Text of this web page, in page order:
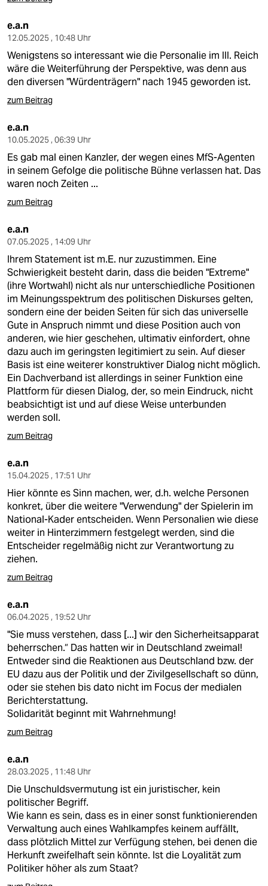
e.a.n
12.05.2025 , 10:48 Uhr
Wenigstens so interessant wie die Personalie im III. Reich
wäre die Weiterführung der Perspektive, was denn aus
den diversen "Würdenträgern" nach 1945 geworden ist.
zum Beitrag
e.a.n
10.05.2025 , 06:39 Uhr
Es gab mal einen Kanzler, der wegen eines MfS-Agenten
in seinem Gefolge die politische Bühne verlassen hat. Das
waren noch Zeiten ...
zum Beitrag
e.a.n
07.05.2025 , 14:09 Uhr
Ihrem Statement ist m.E. nur zuzustimmen. Eine
Schwierigkeit besteht darin, dass die beiden "Extreme"
(ihre Wortwahl) nicht als nur unterschiedliche Positionen
im Meinungsspektrum des politischen Diskurses gelten,
sondern eine der beiden Seiten für sich das universelle
Gute in Anspruch nimmt und diese Position auch von
anderen, wie hier geschehen, ultimativ einfordert, ohne
dazu auch im geringsten legitimiert zu sein. Auf dieser
Basis ist eine weiterer konstruktiver Dialog nicht möglich.
Ein Dachverband ist allerdings in seiner Funktion eine
Plattform für diesen Dialog, der, so mein Eindruck, nicht
beabsichtigt ist und auf diese Weise unterbunden
werden soll.
zum Beitrag
e.a.n
15.04.2025 , 17:51 Uhr
Hier könnte es Sinn machen, wer, d.h. welche Personen
konkret, über die weitere "Verwendung" der Spielerin im
National-Kader entscheiden. Wenn Personalien wie diese
weiter in Hinterzimmern festgelegt werden, sind die
Entscheider regelmäßig nicht zur Verantwortung zu
ziehen.
zum Beitrag
e.a.n
06.04.2025 , 19:52 Uhr
"Sie muss verstehen, dass [...] wir den Sicherheitsapparat
beherrschen.“ Das hatten wir in Deutschland zweimal!
Entweder sind die Reaktionen aus Deutschland bzw. der
EU dazu aus der Politik und der Zivilgesellschaft so dünn,
oder sie stehen bis dato nicht im Focus der medialen
Berichterstattung.
Solidarität beginnt mit Wahrnehmung!
zum Beitrag
e.a.n
28.03.2025 , 11:48 Uhr
Die Unschuldsvermutung ist ein juristischer, kein
politischer Begriff.
Wie kann es sein, dass es in einer sonst funktionierenden
Verwaltung auch eines Wahlkampfes keinem auffällt,
dass plötzlich Mittel zur Verfügung stehen, bei denen die
Herkunft zweifelhaft sein könnte. Ist die Loyalität zum
Politiker höher als zum Staat?